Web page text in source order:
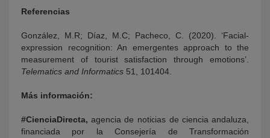
Referencias
González, M.R; Díaz, M.C; Pacheco, C. (2020). ‘Facial-
expression recognition: An emergentes approach to the
measurement of tourist satisfaction through emotions’.
Telematics and Informatics 51, 101404.
Más información:
#CienciaDirecta, agencia de noticias de ciencia andaluza,
financiada por la Consejería de Transformación